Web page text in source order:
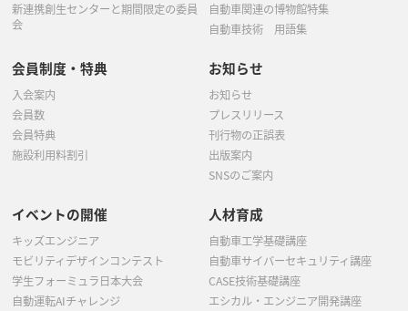
新連携創生センターと期間限定の委員
会
自動車関連の博物館特集
自動車技術 用語集
会員制度・特典
入会案内
会員数
会員特典
施設利用料割引
お知らせ
お知らせ
プレスリリース
刊行物の正誤表
出版案内
SNSのご案内
イベントの開催
キッズエンジニア
モビリティデザインコンテスト
学生フォーミュラ日本大会
自動運転AIチャレンジ
人材育成
自動車工学基礎講座
自動車サイバーセキュリティ講座
CASE技術基礎講座
エシカル・エンジニア開発講座